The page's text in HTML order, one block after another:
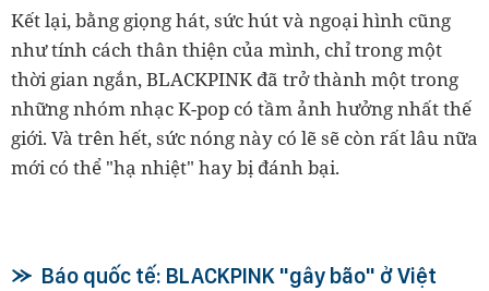
Kết lại, bằng giọng hát, sức hút và ngoại hình cũng
như tính cách thân thiện của mình, chỉ trong một
thời gian ngắn, BLACKPINK đã trở thành một trong
những nhóm nhạc K-pop có tầm ảnh hưởng nhất thế
giới. Và trên hết, sức nóng này có lẽ sẽ còn rất lâu nữa
mới có thể "hạ nhiệt" hay bị đánh bại.
Báo quốc tế: BLACKPINK "gây bão" ở Việt